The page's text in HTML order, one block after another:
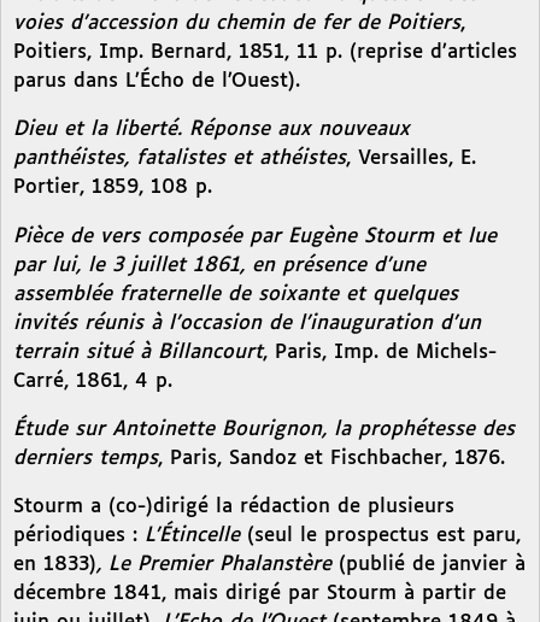
voies d’accession du chemin de fer de Poitiers,
Poitiers, Imp. Bernard, 1851, 11 p. (reprise d’articles
parus dans L’Écho de l’Ouest).
Dieu et la liberté. Réponse aux nouveaux
panthéistes, fatalistes et athéistes, Versailles, E.
Portier, 1859, 108 p.
Pièce de vers composée par Eugène Stourm et lue
par lui, le 3 juillet 1861, en présence d’une
assemblée fraternelle de soixante et quelques
invités réunis à l’occasion de l’inauguration d’un
terrain situé à Billancourt, Paris, Imp. de Michels-
Carré, 1861, 4 p.
Étude sur Antoinette Bourignon, la prophétesse des
derniers temps, Paris, Sandoz et Fischbacher, 1876.
Stourm a (co-)dirigé la rédaction de plusieurs
périodiques : L’Étincelle (seul le prospectus est paru,
en 1833), Le Premier Phalanstère (publié de janvier à
décembre 1841, mais dirigé par Stourm à partir de